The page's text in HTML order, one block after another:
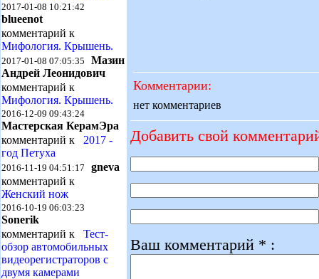
2017-01-08 10:21:42
blueenot
комментарий к
Мифология. Крышень.
2017-01-08 07:05:35 Мазин
Андрей Леонидович
комментарий к
Мифология. Крышень.
2016-12-09 09:43:24
Мастерская КерамЭра
комментарий к 2017 -
год Петуха
2016-11-19 04:51:17 gneva
комментарий к
Женский нож
2016-10-19 06:03:23
Sonerik
комментарий к Тест-
обзор автомобильных
видеорегистраторов с
двумя камерами
Комментарии:
нет комментариев
Добавить свой
Ваш комментарий * :